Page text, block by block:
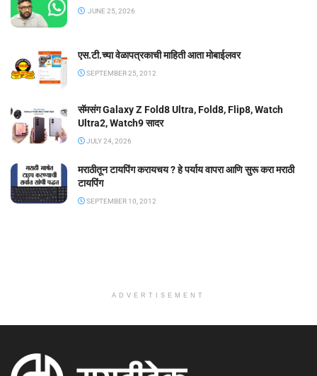
JUNE 25, 2026
एस.टी.च्या वेळापत्रकाची माहिती आता मोबाईलवर
SEPTEMBER 25, 2012
सॅमसंग Galaxy Z Fold8 Ultra, Fold8, Flip8, Watch
Ultra2, Watch9 सादर
JULY 24, 2026
मराठीतून टायपिंग करायचय ? हे पर्याय वापरा आणि सुरू करा मराठी
टायपिंग
SEPTEMBER 10, 2012
ADVERTISEMENT